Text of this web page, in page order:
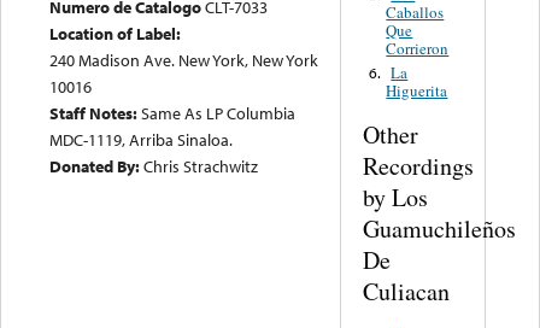
Numero de CatalogoCLT-7033
Location of Label:
240 Madison Ave. New York, New York
10016
Staff Notes:Same As LP Columbia
MDC-1119, Arriba Sinaloa.
Donated By:Chris Strachwitz
Caballos
Que
Corrieron
6. La
Higuerita
Other
Recordings
by Los
Guamuchileños
De
Culiacan